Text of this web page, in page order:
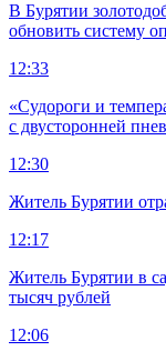
В Бурятии
обновить систему
12:33
«Судороги и
с двусторонней
12:30
Житель Бурятии
12:17
Житель Бурятии в
тысяч рублей
12:06